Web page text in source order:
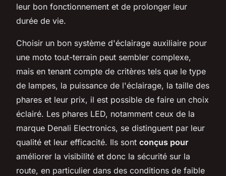
leur bon fonctionnement et de prolonger leur
durée de vie.
Choisir un bon système d'éclairage auxiliaire pour
une moto tout-terrain peut sembler complexe,
mais en tenant compte de critères tels que le type
de lampes, la puissance de l'éclairage, la taille des
phares et leur prix, il est possible de faire un choix
éclairé. Les phares LED, notamment ceux de la
marque Denali Electronics, se distinguent par leur
qualité et leur efficacité. Ils sont conçus pour
améliorer la visibilité et donc la sécurité sur la
route, en particulier dans des conditions de faible